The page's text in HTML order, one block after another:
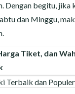
Dengan begitu, jika
dan Minggu,
Tiket, dan
Terbaik dan